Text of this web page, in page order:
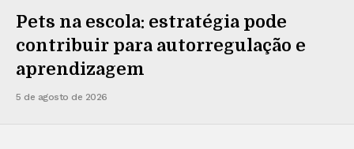
Pets na escola: estratégia pode
contribuir para autorregulação e
aprendizagem
5 de agosto de 2026